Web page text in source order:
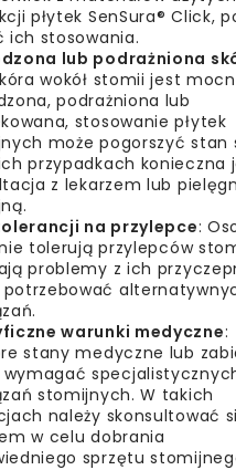
płytek SenSura® Click,
ich stosowania.
lub podrażniona
wokół stomii jest
podrażniona lub
stosowanie płytek
może pogorszyć stan
przypadkach konieczna
z lekarzem lub
na przylepce:
tolerują przylepców
problemy z ich
warunki medyczne:
stany medyczne lub
stomijnych. W takich
należy skonsultować
w celu dobrania
sprzętu